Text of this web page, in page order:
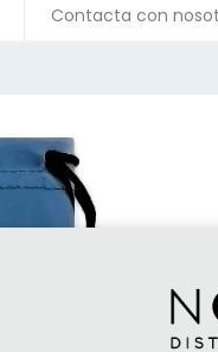
Contacta con